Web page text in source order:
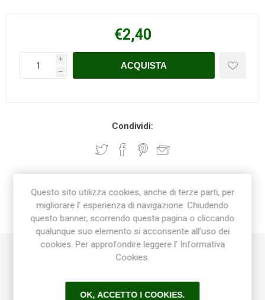
€2,40
i
h
Condividi:
DESCRIZIONE
CONTATTI
Bussola di riduzione a incollaggio maschio femmina in PVC
Made in Italy
Questo sito utilizza cookies, anche di terze parti, per
migliorare l’ esperienza di navigazione. Chiudendo
questo banner, scorrendo questa pagina o cliccando
qualunque suo elemento si acconsente all’uso dei
cookies. Per approfondire leggere l’ Informativa
Cookies.
OK, ACCETTO I COOKIES.